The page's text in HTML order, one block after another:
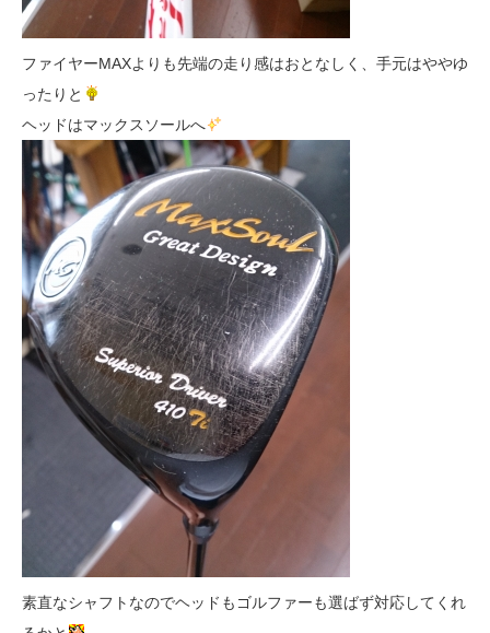
ファイヤーMAXよりも先端の走り感はおとなしく、手元はややゆ
ったりと
ヘッドはマックスソールへ
素直なシャフトなのでヘッドもゴルファーも選ばず対応してくれ